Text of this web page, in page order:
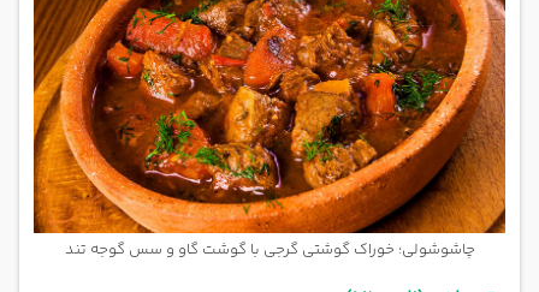
چاشوشولی؛ خوراک گوشتی گرجی با گوشت گاو و سس گوجه تند